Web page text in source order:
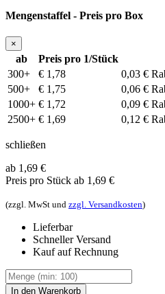
Mengenstaffel - Preis pro Box
×
ab Preis pro 1/Stück
300+
€ 1,78
0,03 €
500+
€ 1,75
0,06 €
1000+ € 1,72
0,09 €
2500+ € 1,69 0,12 €
schließen
ab 1,69 €
Preis pro Stück ab 1,69 €
(zzgl. MwSt und zzgl. Versandkosten)
Lieferbar
Schneller Versand
Kauf auf Rechnung
In den Warenkorb